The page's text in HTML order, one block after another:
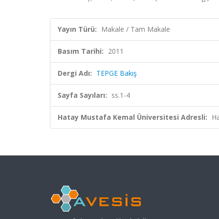
Yayın Türü: Makale / Tam Makale
Basım Tarihi: 2011
Dergi Adı: TEPGE Bakış
Sayfa Sayıları: ss.1-4
Hatay Mustafa Kemal Üniversitesi Adresli: